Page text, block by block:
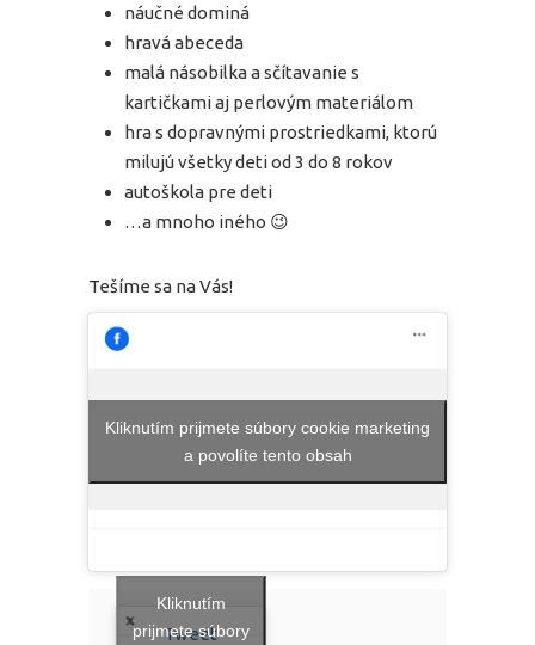
náučné dominá
hravá abeceda
malá násobilka a sčítavanie s
kartičkami aj perlovým materiálom
hra s dopravnými prostriedkami, ktorú
milujú všetky deti od 3 do 8 rokov
autoškola pre deti
…a mnoho iného 😉
Tešíme sa na Vás!
Kliknutím prijmete súbory cookie marketing
a povolíte tento obsah
Tweet
Kliknutím
prijmete súbory